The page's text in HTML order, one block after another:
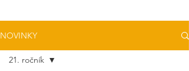
NOVINKY
21. ročník